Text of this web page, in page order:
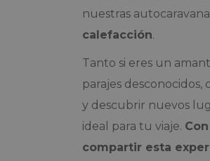
nuestras
calefacción.
Tanto si eres un
parajes
y descubrir nuevos
ideal para tu viaje.
compartir esta